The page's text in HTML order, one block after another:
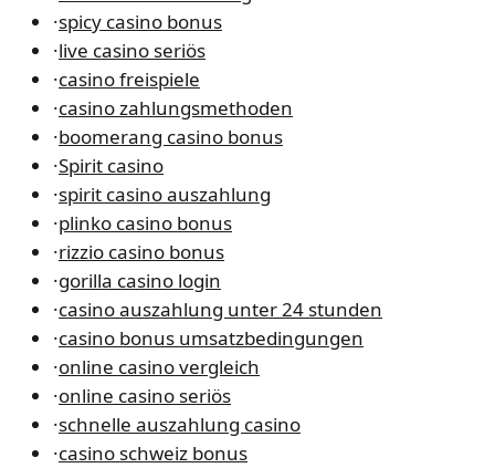
·spicy casino bonus
·live casino seriös
·casino freispiele
·casino zahlungsmethoden
·boomerang casino bonus
·Spirit casino
·spirit casino auszahlung
·plinko casino bonus
·rizzio casino bonus
·gorilla casino login
·casino auszahlung unter 24 stunden
·casino bonus umsatzbedingungen
·online casino vergleich
·online casino seriös
·schnelle auszahlung casino
·casino schweiz bonus